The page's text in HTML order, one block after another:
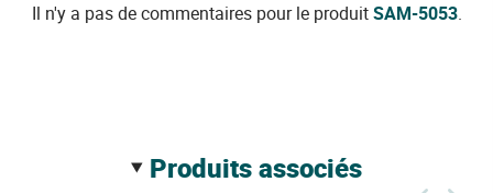
Il n'y a pas de commentaires pour le produitSAM-5053.
produits associés